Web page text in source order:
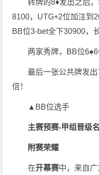
转牌的8♦发出之后
8100，UTG+2位加注到
BB位3-bet全下30900，
两家秀牌，BB位
最后一张公共牌发
倍！
▲BB位选手
主赛预赛-甲组晋级
附赛荣耀
在开幕赛中，来自广